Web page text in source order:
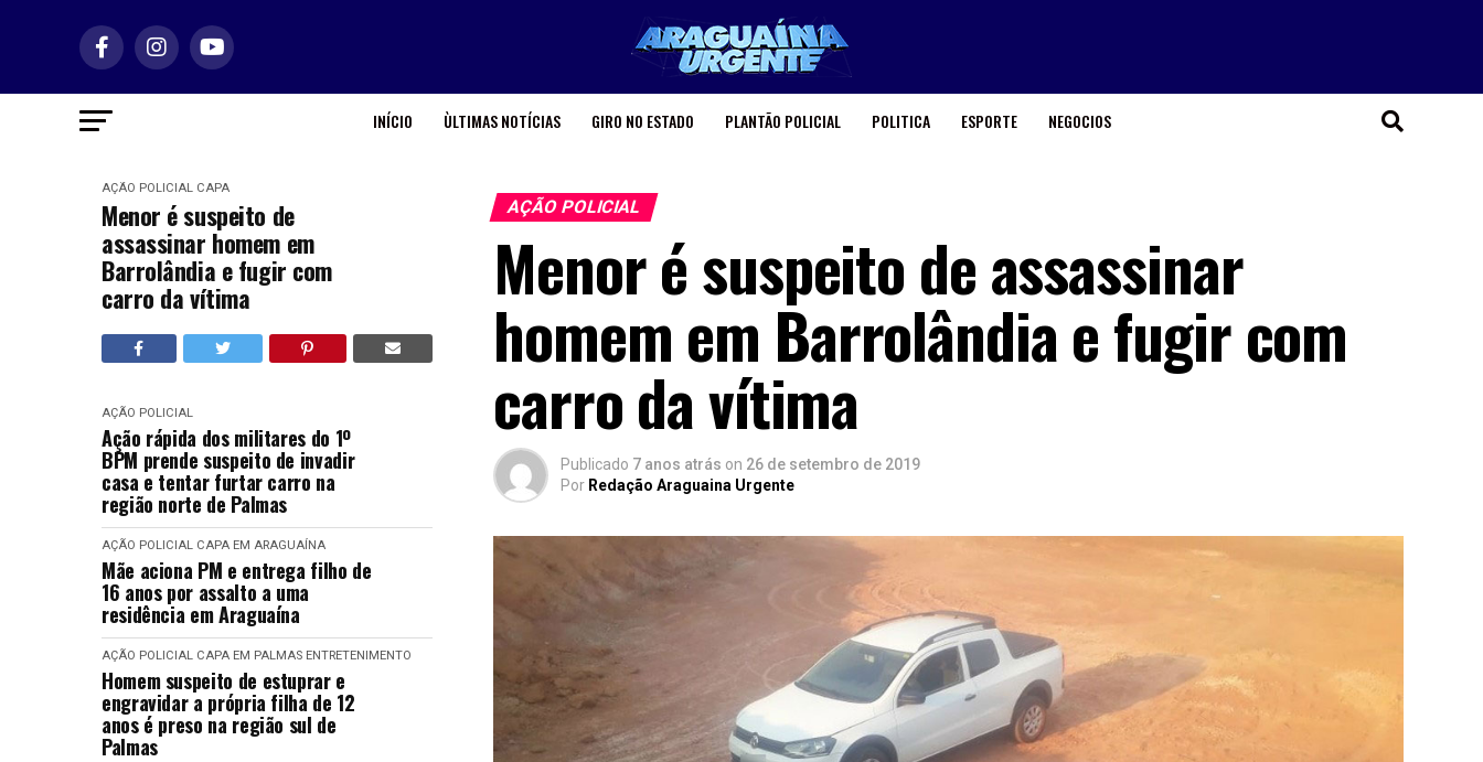
INÍCIO ÙLTIMAS NOTÍCIAS GIRO NO ESTADO PLANTÃO POLICIAL POLITICA ESPORTE NEGOCIOS
AÇÃO POLICIAL CAPA
Menor é suspeito de
assassinar homem em
Barrolândia e fugir com
carro da vítima
AÇÃO POLICIAL
Ação rápida dos militares do 1º
BPM prende suspeito de invadir
casa e tentar furtar carro na
região norte de Palmas
AÇÃO POLICIAL CAPA EM ARAGUAÍNA
Mãe aciona PM e entrega filho de
16 anos por assalto a uma
residência em Araguaína
AÇÃO POLICIAL CAPA EM PALMAS ENTRETENIMENTO
Homem suspeito de estuprar e
engravidar a própria filha de 12
anos é preso na região sul de
Palmas
AÇÃO POLICIAL
Menor é suspeito de assassinar
homem em Barrolândia e fugir com
carro da vítima
Publicado 7 anos atrás on 26 de setembro de 2019
Por Redação Araguaina Urgente